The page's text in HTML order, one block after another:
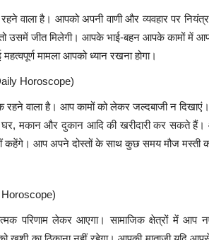
वाला है। आपको अपनी वाणी और व्यवहार पर
उसमें जीत मिलेगी। आपके भाई-बहन आपके कामों में
मामला आपको ध्यान रखना होगा।
Horoscope)
वाला है। आप कामों को लेकर जल्दबाजी न
मकान और दुकान आदि की खरीदारी कर सकते हैं।
आप अपने दोस्तों के साथ कुछ समय मौज मस्ती
Horoscope)
परिणाम लेकर आएगा। सामाजिक क्षेत्रों में आप